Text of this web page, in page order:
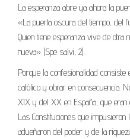
La esperanza abre ya ahora la
«La puerta oscura del tiempo, del
Quien tiene esperanza vive de
nueva» (Spe salvi, 2).
Porque la confesionalidad
católico y obrar en consecuencia.
XIX y del XX en España, que eran
Las Constituciones que
adueñaron del poder y de la